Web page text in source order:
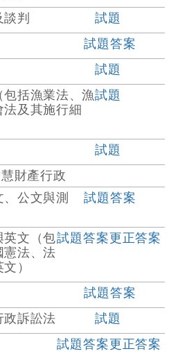
判
試題
試題答案
試題
包括漁業法、漁
及其施行細
試題
試題
財產行政
、公文與測
試題答案
英文（包
憲法、法
）
試題答案更正答案
試題答案
政訴訟法
試題
試題答案更正答案